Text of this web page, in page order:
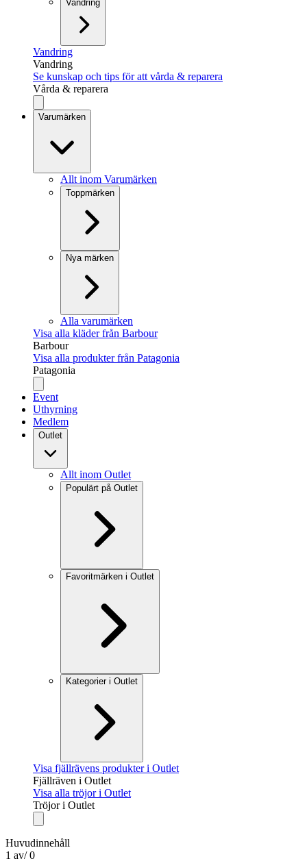
Vandring
Vandring
Vandring
Se kunskap och tips för att vårda & reparera
Vårda & reparera
Varumärken
Allt inom Varumärken
Toppmärken
Nya märken
Alla varumärken
Visa alla kläder från Barbour
Barbour
Visa alla produkter från Patagonia
Patagonia
Event
Uthyrning
Medlem
Outlet
Allt inom Outlet
Populärt på Outlet
Favoritmärken i Outlet
Kategorier i Outlet
Visa fjällrävens produkter i Outlet
Fjällräven i Outlet
Visa alla tröjor i Outlet
Tröjor i Outlet
Huvudinnehåll
1 av/ 0